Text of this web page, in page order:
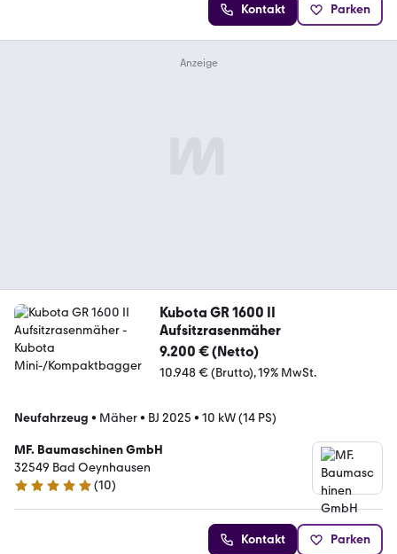
Kontakt Parken
Kubota GR 1600 II
Aufsitzrasenmäher
9.200 € (Netto)
10.948 € (Brutto) 19% MwSt.
Neufahrzeug • Mäher• BJ 2025 • 10 kW (14 PS)
MF. Baumaschinen GmbH
32549 Bad Oeynhausen
5 Sterne
(10)
Kontakt Parken